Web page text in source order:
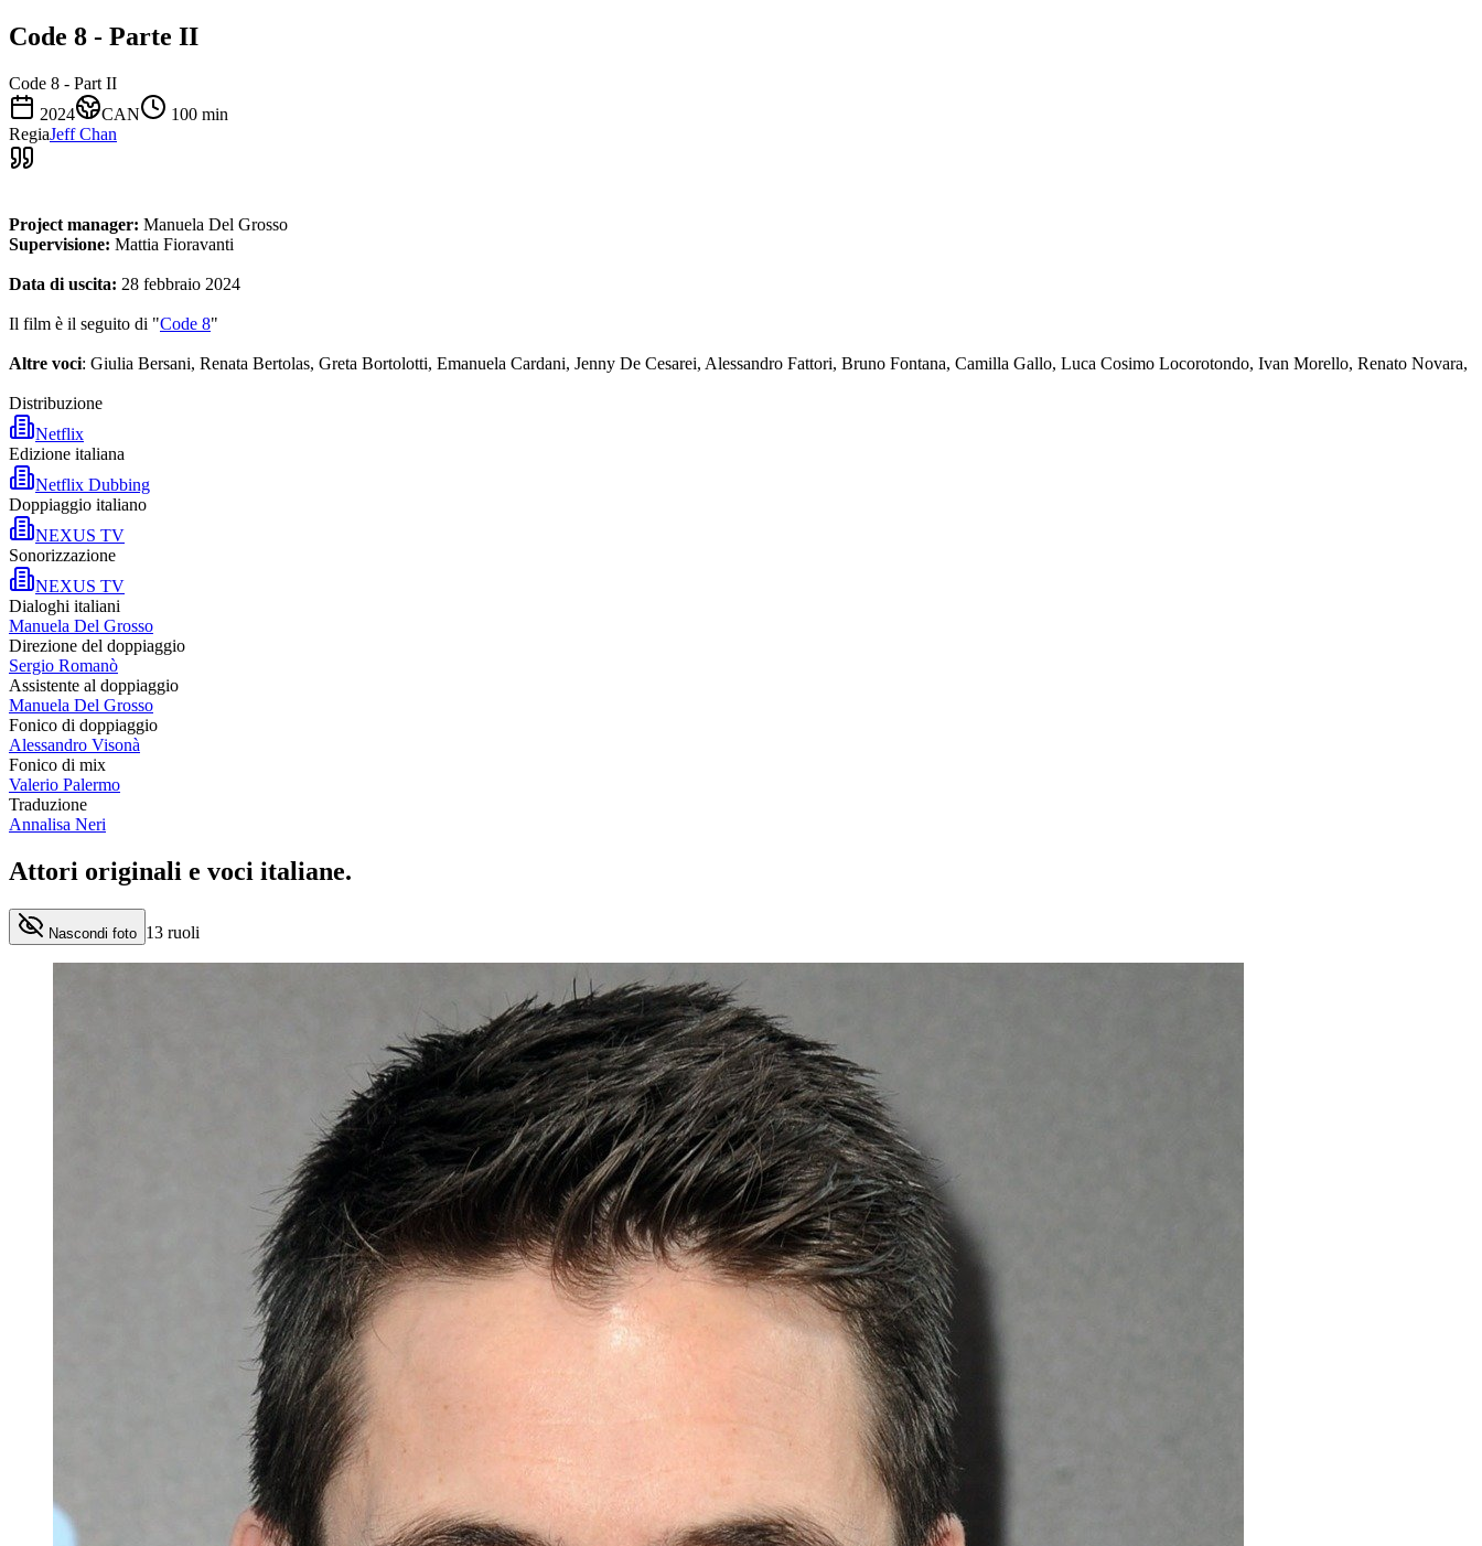
Code 8 - Parte II
Code 8 - Part II
2024
CAN 100 min
RegiaJeff Chan
Project manager: Manuela Del Grosso
Supervisione: Mattia Fioravanti
Data di uscita: 28 febbraio 2024
Il film è il seguito di "Code 8"
Altre voci: Giulia Bersani, Renata Bertolas, Greta Bortolotti, Emanuela Cardani, Jenny De Cesarei, Alessandro Fattori, Bruno Fontana, Camilla Gallo, Luca Cosimo Locorotondo, Ivan Morello, Renato Novara,
Distribuzione
Netflix
Edizione italiana
Netflix Dubbing
Doppiaggio italiano
NEXUS TV
Sonorizzazione
NEXUS TV
Dialoghi italiani
Manuela Del Grosso
Direzione del doppiaggio
Sergio Romanò
Assistente al doppiaggio
Manuela Del Grosso
Fonico di doppiaggio
Alessandro Visonà
Fonico di mix
Valerio Palermo
Traduzione
Annalisa Neri
Attori originali e voci italiane.
Nascondi foto 13 ruoli